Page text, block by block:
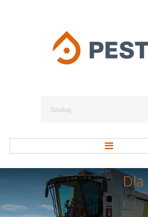
STRONA GŁÓWNA
O FIRMIE
Dla